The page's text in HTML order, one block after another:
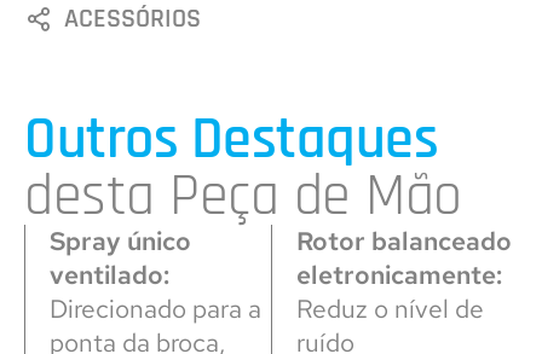
ACESSÓRIOS
Outros Destaques
desta Peça de Mão
Spray único
ventilado:
Direcionado para a
ponta da broca,
Rotor balanceado
eletronicamente:
Reduz o nível de
ruído